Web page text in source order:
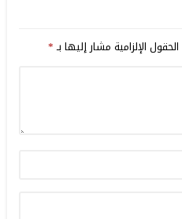
الحقول الإلزامية مشار إليها بـ*